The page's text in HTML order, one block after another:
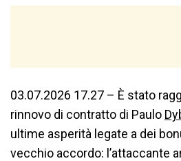
03.07.2026 17.27 – È stato
rinnovo di contratto di Paulo
ultime asperità legate a dei
vecchio accordo: l’attaccante